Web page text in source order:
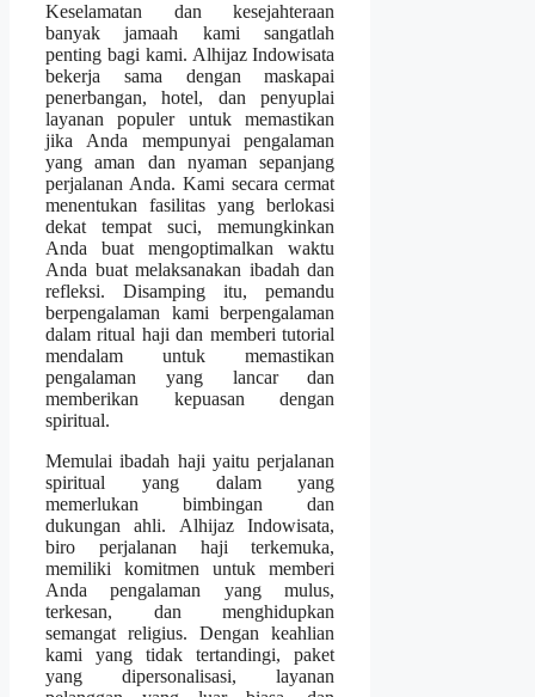
Keselamatan dan kesejahteraan
banyak jamaah kami sangatlah
penting bagi kami. Alhijaz Indowisata
bekerja sama dengan maskapai
penerbangan, hotel, dan penyuplai
layanan populer untuk memastikan
jika Anda mempunyai pengalaman
yang aman dan nyaman sepanjang
perjalanan Anda. Kami secara cermat
menentukan fasilitas yang berlokasi
dekat tempat suci, memungkinkan
Anda buat mengoptimalkan waktu
Anda buat melaksanakan ibadah dan
refleksi. Disamping itu, pemandu
berpengalaman kami berpengalaman
dalam ritual haji dan memberi tutorial
mendalam untuk memastikan
pengalaman yang lancar dan
memberikan kepuasan dengan
spiritual.
Memulai ibadah haji yaitu perjalanan
spiritual yang dalam yang
memerlukan bimbingan dan
dukungan ahli. Alhijaz Indowisata,
biro perjalanan haji terkemuka,
memiliki komitmen untuk memberi
Anda pengalaman yang mulus,
terkesan, dan menghidupkan
semangat religius. Dengan keahlian
kami yang tidak tertandingi, paket
yang dipersonalisasi, layanan